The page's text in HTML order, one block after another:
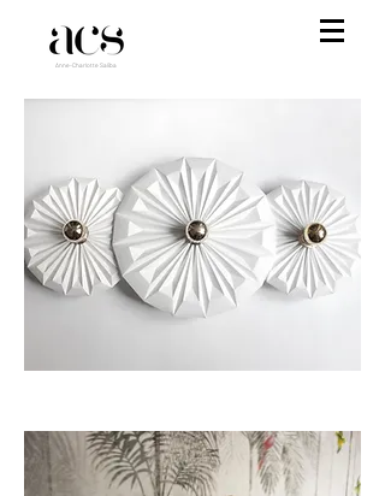
Anne-Charlotte Saliba